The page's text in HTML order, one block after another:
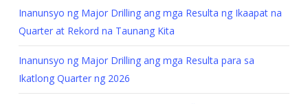
Inanunsyo ng Major Drilling ang mga Resulta ng Ikaapat na
Quarter at Rekord na Taunang Kita
Inanunsyo ng Major Drilling ang mga Resulta para sa
Ikatlong Quarter ng 2026